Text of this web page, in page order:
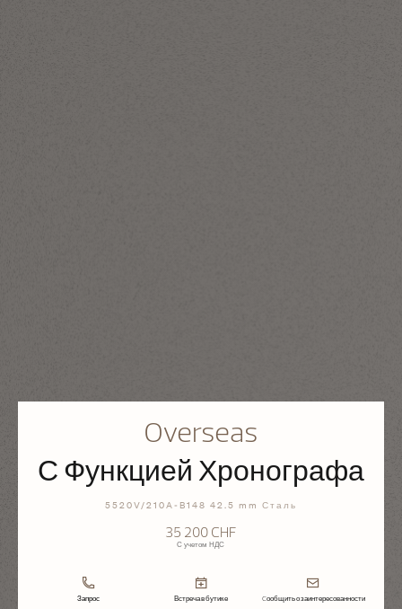
Overseas
С Функцией Хронографа
5520V/210A-B148 42.5 mm Сталь
35 200 CHF
С учетом НДС
Запрос Встреча в бутике Cообщить о заинтересованности